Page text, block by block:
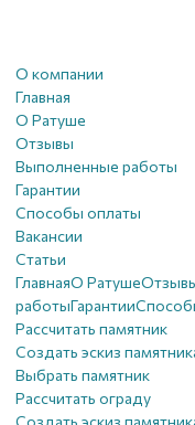
О компании
Главная
О Ратуше
Отзывы
Выполненные работы
Гарантии
Способы оплаты
Вакансии
Статьи
ГлавнаяО Ратуше
работыГарантии
Рассчитать памятник
Создать эскиз
Выбрать памятник
Рассчитать ограду
Создать эскиз